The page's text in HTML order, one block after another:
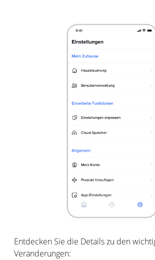
Entdecken Sie die Details zu den
Veränderungen: